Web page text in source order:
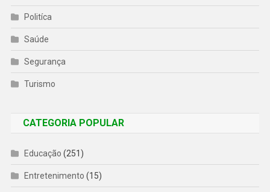
Politíca
Saúde
Segurança
Turismo
CATEGORIA POPULAR
Educação (251)
Entretenimento (15)